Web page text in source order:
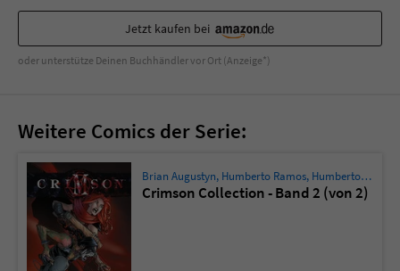
Jetzt kaufen bei
oder unterstütze Deinen Buchhändler vor Ort (Anzeige*)
Weitere Comics der Serie:
Brian Augustyn, Humberto Ramos, Humberto Ramos
Crimson Collection - Band 2 (von 2)
überprüfen.